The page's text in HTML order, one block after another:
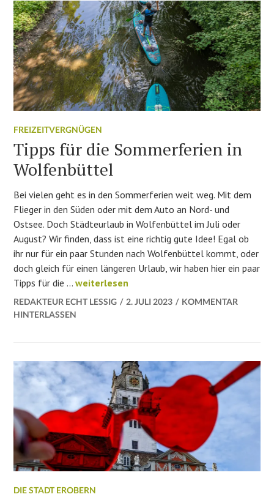
FREIZEITVERGNÜGEN
Tipps für die Sommerferien in
Wolfenbüttel
Bei vielen geht es in den Sommerferien weit weg. Mit dem
Flieger in den Süden oder mit dem Auto an Nord- und
Ostsee. Doch Städteurlaub in Wolfenbüttel im Juli oder
August? Wir finden, dass ist eine richtig gute Idee! Egal ob
ihr nur für ein paar Stunden nach Wolfenbüttel kommt, oder
doch gleich für einen längeren Urlaub, wir haben hier ein paar
Tipps für die …Tipps für die Sommerferien in Wolfenbüttel
weiterlesen
REDAKTEUR ECHT LESSIG 2. JULI 2023
KOMMENTAR
HINTERLASSEN
DIE STADT EROBERN